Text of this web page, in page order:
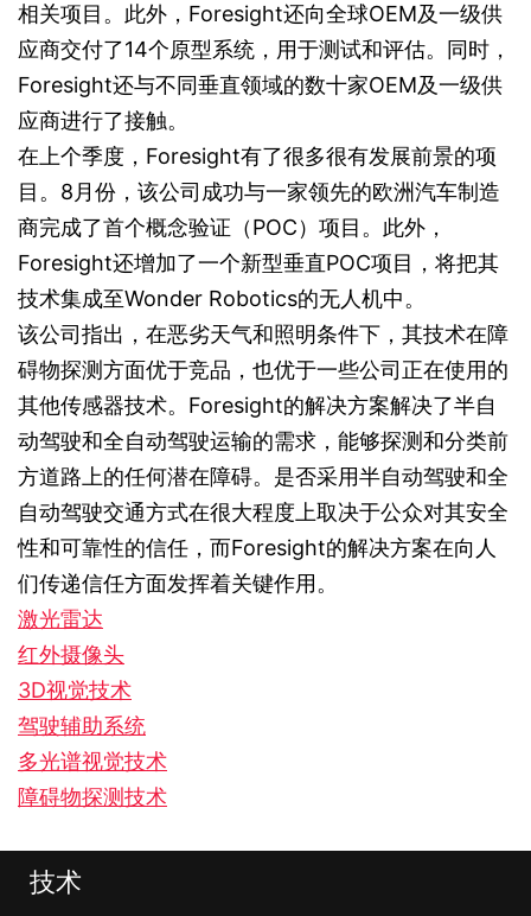
相关项目。此外，Foresight还向全球OEM及一级供
应商交付了14个原型系统，用于测试和评估。同时，
Foresight还与不同垂直领域的数十家OEM及一级供
应商进行了接触。
在上个季度，Foresight有了很多很有发展前景的项
目。8月份，该公司成功与一家领先的欧洲汽车制造
商完成了首个概念验证（POC）项目。此外，
Foresight还增加了一个新型垂直POC项目，将把其
技术集成至Wonder Robotics的无人机中。
该公司指出，在恶劣天气和照明条件下，其技术在障
碍物探测方面优于竞品，也优于一些公司正在使用的
其他传感器技术。Foresight的解决方案解决了半自
动驾驶和全自动驾驶运输的需求，能够探测和分类前
方道路上的任何潜在障碍。是否采用半自动驾驶和全
自动驾驶交通方式在很大程度上取决于公众对其安全
性和可靠性的信任，而Foresight的解决方案在向人
们传递信任方面发挥着关键作用。
激光雷达
红外摄像头
3D视觉技术
驾驶辅助系统
多光谱视觉技术
障碍物探测技术
技术